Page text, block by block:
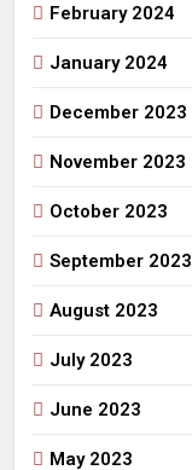
February 2024
January 2024
December 2023
November 2023
October 2023
September 2023
August 2023
July 2023
June 2023
May 2023